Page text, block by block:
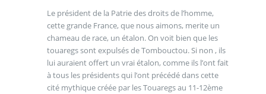
Le président de la Patrie des droits de l’homme,
cette grande France, que nous aimons, merite un
chameau de race, un étalon. On voit bien que les
touaregs sont expulsés de Tombouctou. Si non , ils
lui auraient offert un vrai étalon, comme ils l’ont fait
à tous les présidents qui l’ont précédé dans cette
cité mythique créée par les Touaregs au 11-12ème